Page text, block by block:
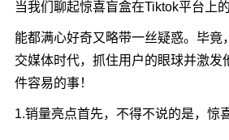
当我们聊起惊喜盲盒在Tiktok平台上
能都满心好奇又略带一丝疑惑。毕竟
交媒体时代，抓住用户的眼球并激发
件容易的事！
1.销量亮点首先，不得不说的是，惊